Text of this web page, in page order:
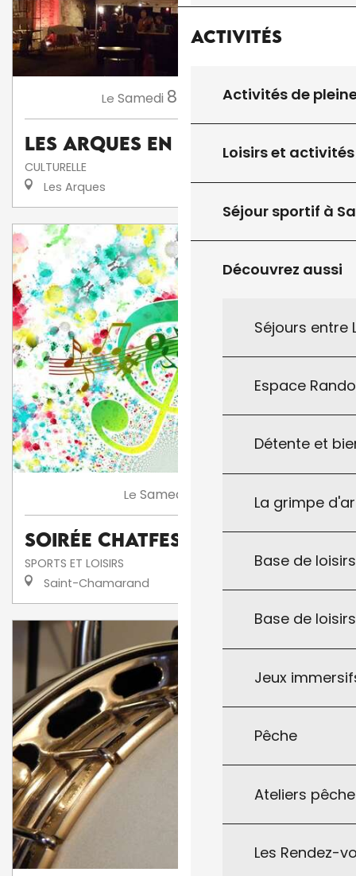
Activités
Activités de
Loisirs et activités
Séjour sportif à
Découvrez aussi
Séjours entre
Espace
Détente et
La grimpe
Base de
Base de
Jeux
Pêche
Ateliers
Les Rendez-
Le Samedi 8 à 18:00
Les Arques en fête
CULTURELLE
Les Arques
Le Samedi
Soirée Chatfestayres
SPORTS ET LOISIRS
Saint-Chamarand